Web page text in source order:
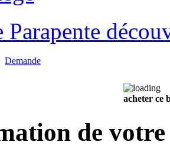
Parapente
Demande
acheter ce
de votre